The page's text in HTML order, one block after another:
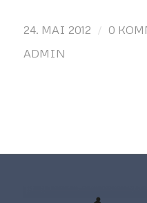
24. MAI 2012 / 0
ADMIN